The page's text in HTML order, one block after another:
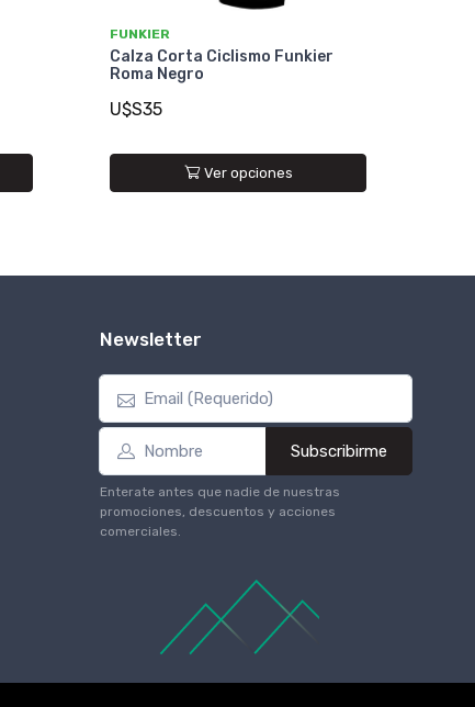
FUNKIER
Calza Corta Ciclismo Funkier
Roma Negro
U$S35
Ver opciones
Newsletter
Subscribirme
Enterate antes que nadie de nuestras
promociones, descuentos y acciones
comerciales.